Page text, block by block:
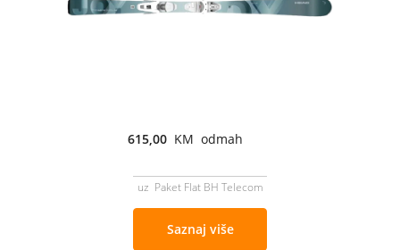
615,00 KM odmah
uz Paket Flat BH Telecom
Saznaj više